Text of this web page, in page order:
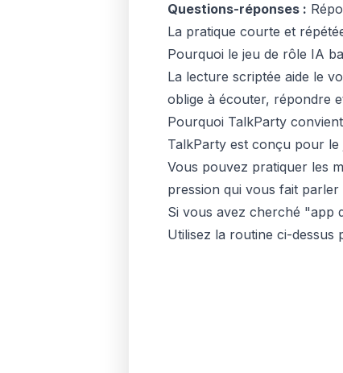
Questions-réponses :
La pratique courte et
Pourquoi le jeu de rôle IA
La lecture scriptée aide le
oblige à écouter, répondre
Pourquoi TalkParty
TalkParty est conçu pour
Vous pouvez pratiquer les
pression qui vous fait parler
Si vous avez cherché "app
Utilisez la routine ci-dessus